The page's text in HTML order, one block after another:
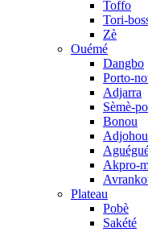
Toffo
Tori-
Zè
Ouémé
Dangbo
Porto-
Adjarra
Sèmè-
Bonou
Akpro-
Plateau
Pobè
Sakété